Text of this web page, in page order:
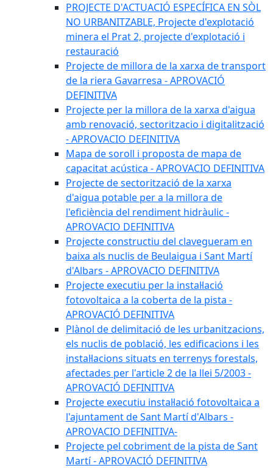
PROJECTE D'ACTUACIÓ ESPECÍFICA EN SÒL
NO URBANITZABLE, Projecte d'explotació
minera el Prat 2, projecte d'explotació i
restauració
Projecte de millora de la xarxa de transport
de la riera Gavarresa - APROVACIÓ
DEFINITIVA
Projecte per la millora de la xarxa d'aigua
amb renovació, sectoritzacio i digitalització
- APROVACIO DEFINITIVA
Mapa de soroll i proposta de mapa de
capacitat acústica - APROVACIO DEFINITIVA
Projecte de sectorització de la xarxa
d'aigua potable per a la millora de
l'eficiència del rendiment hidràulic -
APROVACIO DEFINITIVA
Projecte constructiu del clavegueram en
baixa als nuclis de Beulaigua i Sant Martí
d'Albars - APROVACIO DEFINITIVA
Projecte executiu per la instal·lació
fotovoltaica a la coberta de la pista -
APROVACIÓ DEFINITIVA
Plànol de delimitació de les urbanitzacions,
els nuclis de població, les edificacions i les
instal·lacions situats en terrenys forestals,
afectades per l'article 2 de la llei 5/2003 -
APROVACIÓ DEFINITIVA
Projecte executiu instal·lació fotovoltaica a
l'ajuntament de Sant Martí d'Albars -
APROVACIO DEFINITIVA-
Projecte pel cobriment de la pista de Sant
Martí - APROVACIÓ DEFINITIVA